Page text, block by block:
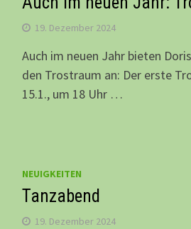
19. Dezember 2024
Auch im neuen Jahr bieten
den Trostraum an: Der erste
15.1., um 18 Uhr …
NEUIGKEITEN
Tanzabend
19. Dezember 2024